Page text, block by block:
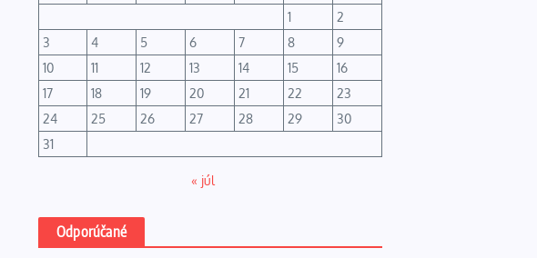
1
2
3
4 5 6 7 8
9
10
11 12 13 14 15
16
17
18 19 20 21 22
23
24
25 26 27 28 29
30
31
« júl
Odporúčané